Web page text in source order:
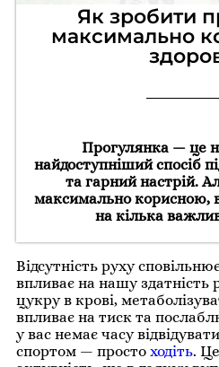
Як зробити
максимально
Прогулянка — це
найдоступніший спосіб
та гарний настрій.
максимально корисною,
на кілька
Відсутність руху
впливає на нашу здатність
цукру в крові,
впливає на тиск та
у вас немає часу
спортом — просто ходіть.